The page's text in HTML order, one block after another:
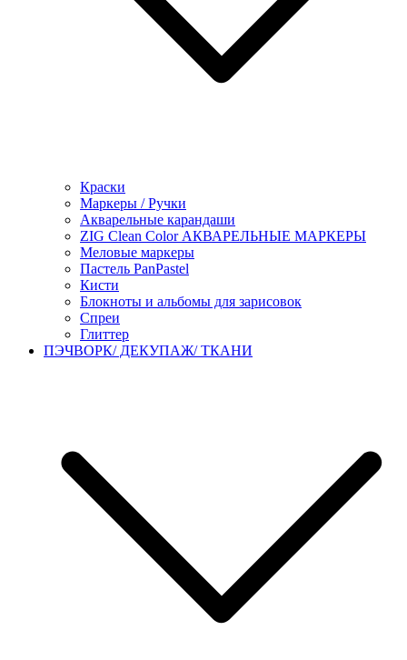
Краски
Маркеры / Ручки
Акварельные карандаши
ZIG Clean Color АКВАРЕЛЬНЫЕ МАРКЕРЫ
Меловые маркеры
Пастель PanPastel
Кисти
Блокноты и альбомы для зарисовок
Спреи
Глиттер
ПЭЧВОРК/ ДЕКУПАЖ/ ТКАНИ